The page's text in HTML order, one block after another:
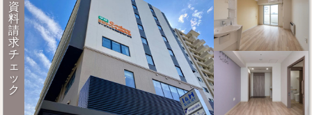
資
料
請
求
チ
ェ
ッ
ク